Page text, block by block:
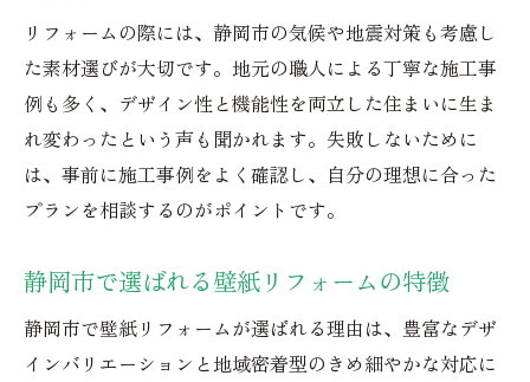
リフォームの際には、静岡市の気候や地震対策も考慮し
た素材選びが大切です。地元の職人による丁寧な施工事
例も多く、デザイン性と機能性を両立した住まいに生ま
れ変わったという声も聞かれます。失敗しないために
は、事前に施工事例をよく確認し、自分の理想に合った
プランを相談するのがポイントです。
静岡市で選ばれる壁紙リフォームの特徴
静岡市で壁紙リフォームが選ばれる理由は、豊富なデザ
インバリエーションと地域密着型のきめ細やかな対応に